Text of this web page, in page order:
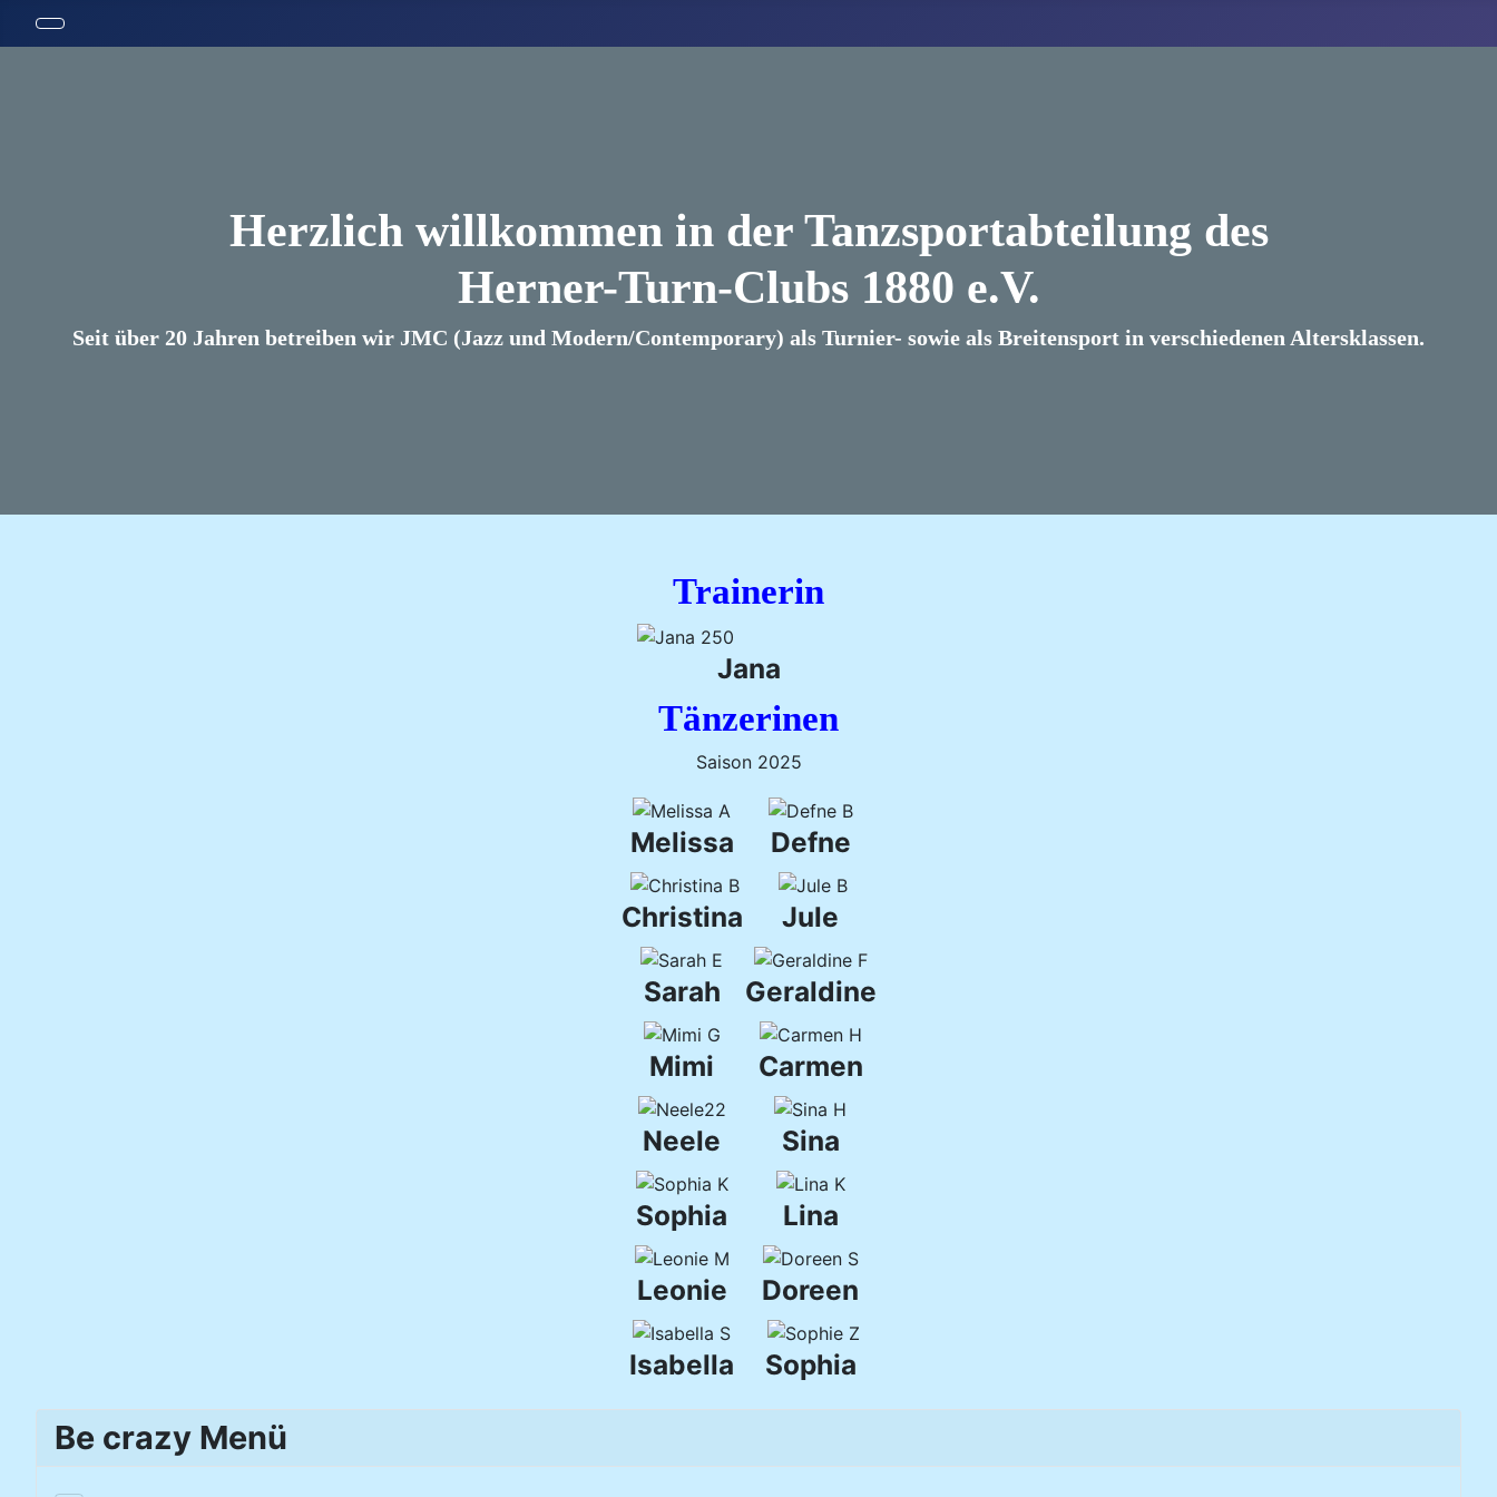
Herzlich willkommen in der Tanzsportabteilung des
Herner-Turn-Clubs 1880 e.V.
Seit über 20 Jahren betreiben wir JMC (Jazz und Modern/Contemporary) als Turnier- sowie als Breitensport in verschiedenen Altersklassen.
Be crazy Menü
Trainerin
Jana
Tänzerinen
Saison 2025
Melissa Defne
Christina Jule
Sarah Geraldine
Mimi Carmen
Neele Sina
Sophia Lina
Leonie Doreen
Isabella Sophia